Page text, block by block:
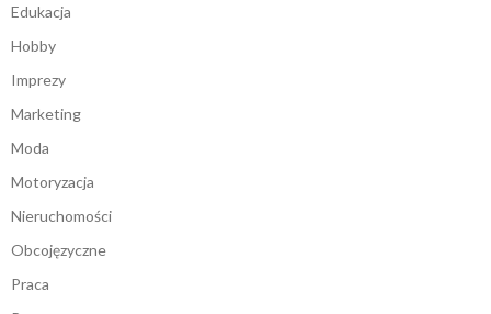
Edukacja
Hobby
Imprezy
Marketing
Moda
Motoryzacja
Nieruchomości
Obcojęzyczne
Praca